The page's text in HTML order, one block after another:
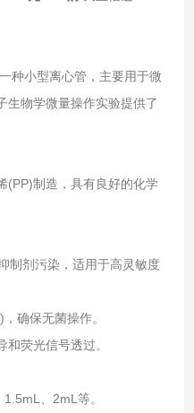
小型离心管，主要用于微
生物学微量操作实验提供了
制造，具有良好的化学
剂污染，适用于高灵敏度
确保无菌操作‌。
荧光信号透过‌。
、2mL等‌。